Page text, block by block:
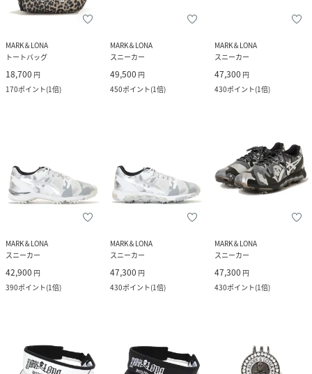
MARK＆LONA
トートバッグ
18,700 円
170ポイント(1倍)
MARK＆LONA
スニーカー
49,500 円
450ポイント(1倍)
MARK＆LONA
スニーカー
47,300 円
430ポイント(1倍)
MARK＆LONA
スニーカー
42,900 円
390ポイント(1倍)
MARK＆LONA
スニーカー
47,300 円
430ポイント(1倍)
MARK＆LONA
スニーカー
47,300 円
430ポイント(1倍)